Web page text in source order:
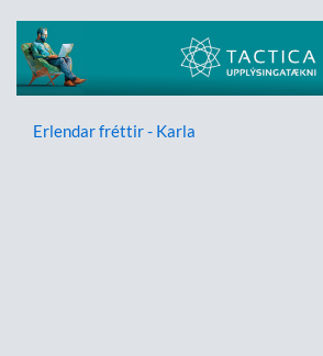
Erlendar fréttir - Karla